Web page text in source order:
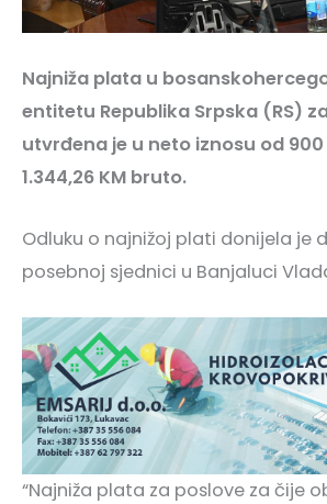
Najniža plata u
entitetu Republika Srpska (RS)
utvrđena je u neto iznosu od
1.344,26 KM bruto.
Odluku o najnižoj plati donijela je
posebnoj sjednici u Banjaluci
“Najniža plata za poslove za čije